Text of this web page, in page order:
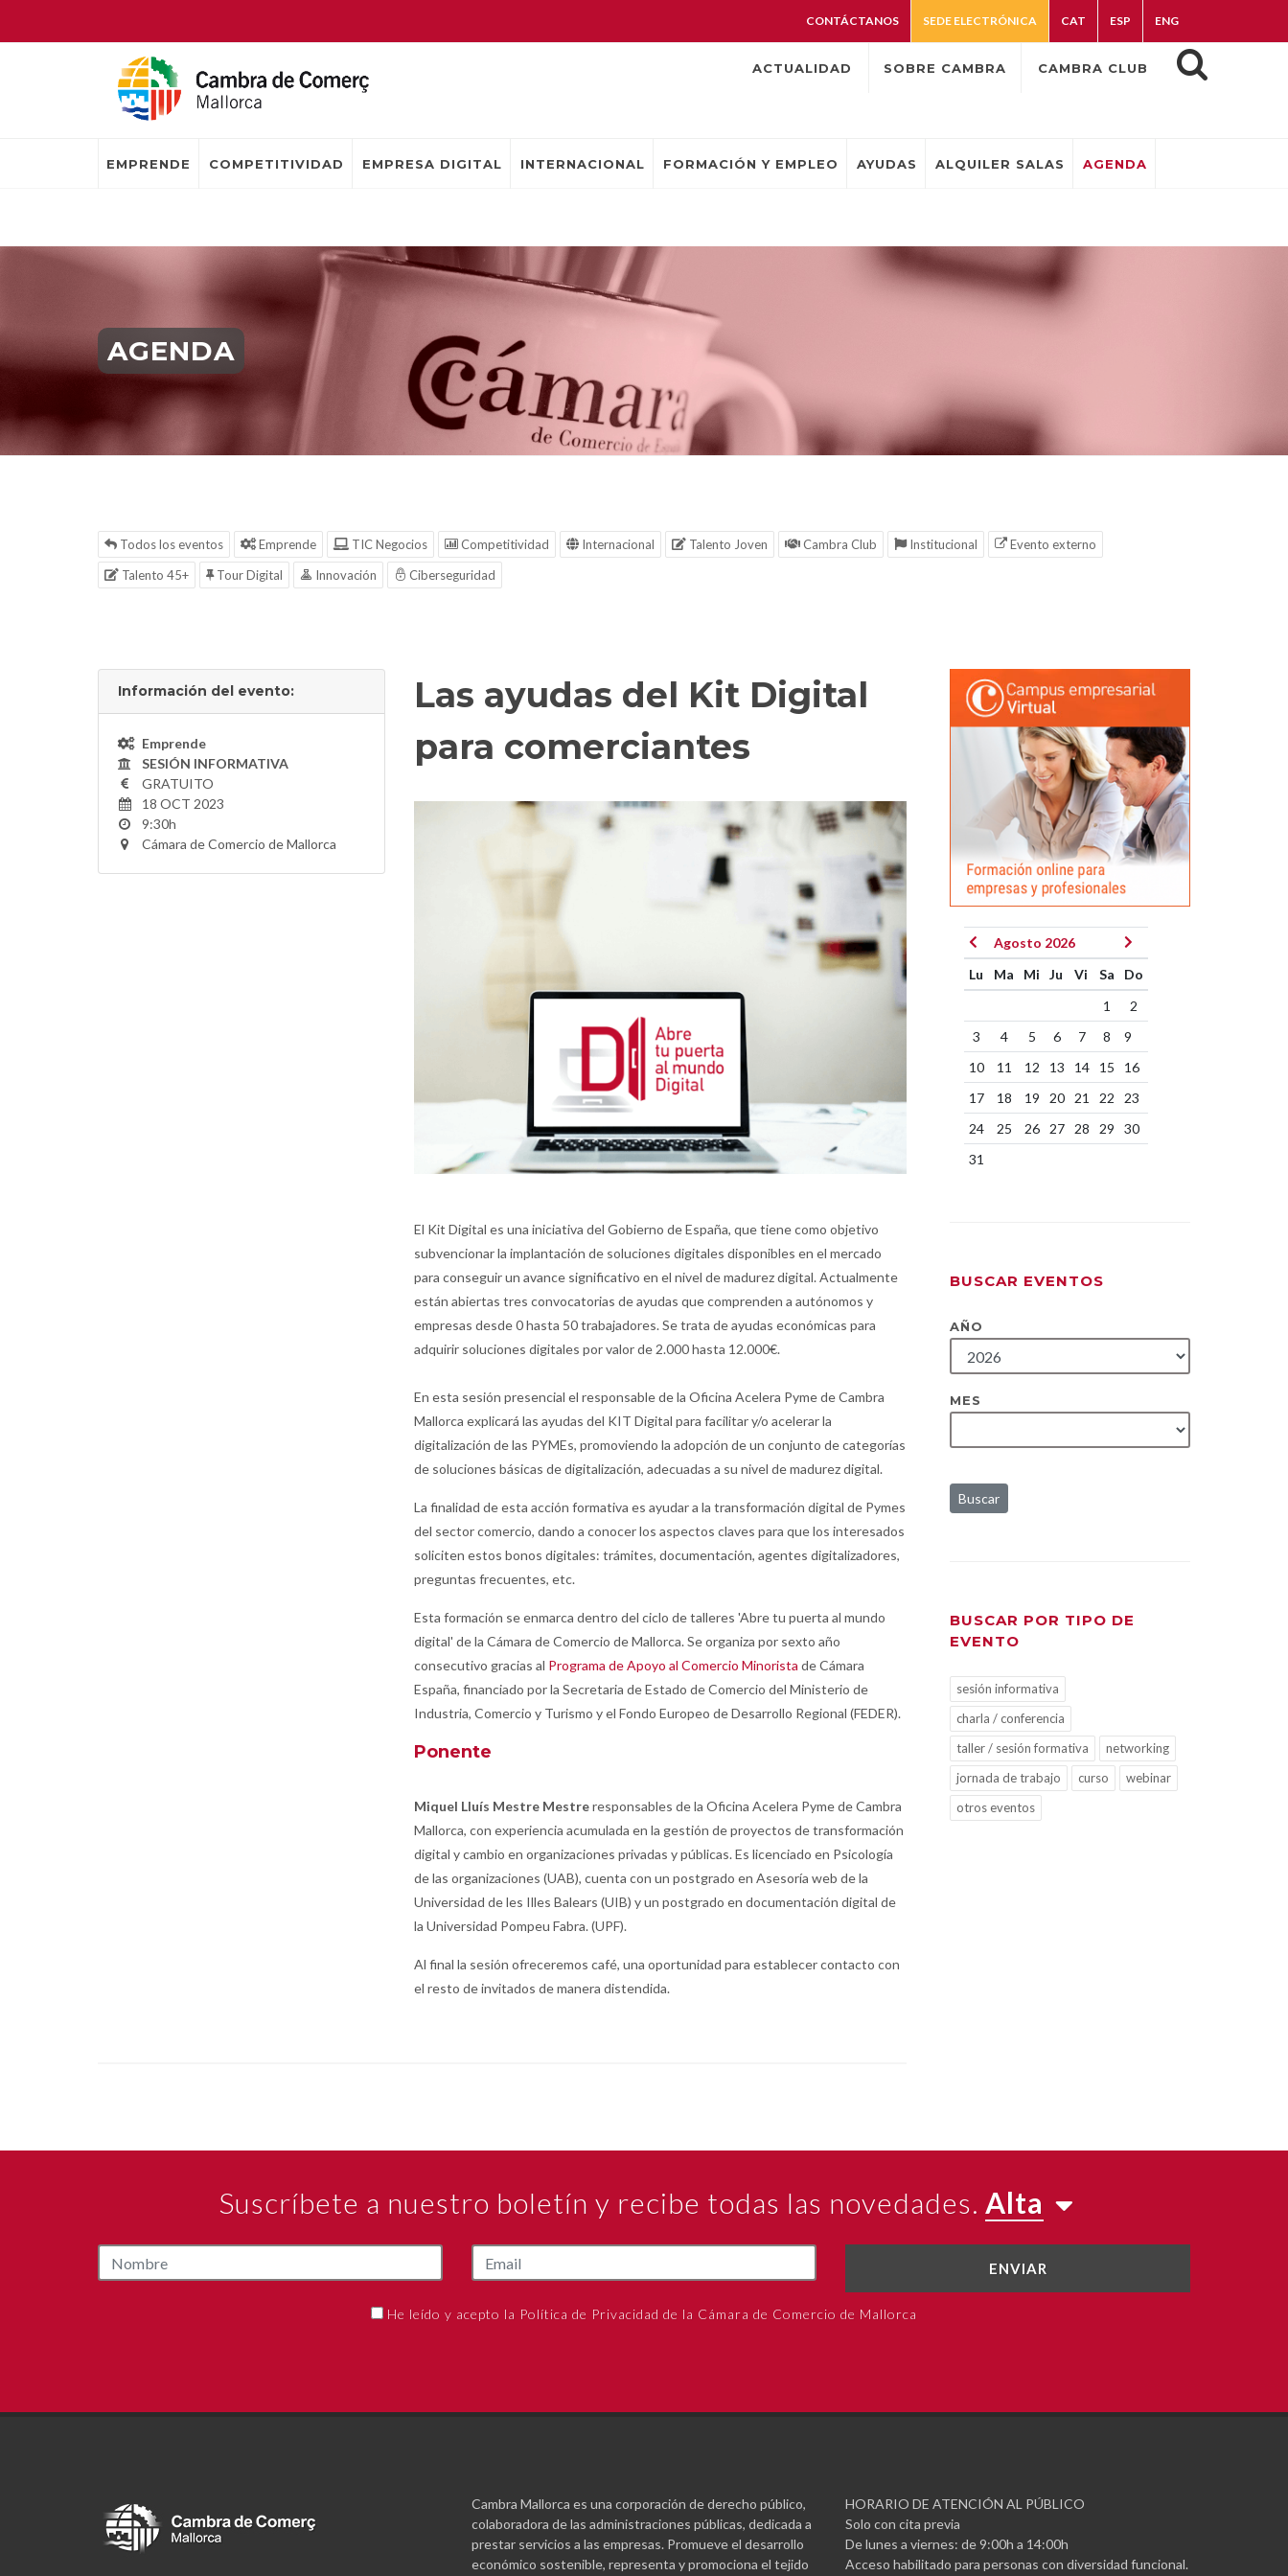
CONTÁCTANOS SEDE ELECTRÓNICA CAT ESP ENG
ACTUALIDAD SOBRE CAMBRA CAMBRA CLUB
EMPRENDE COMPETITIVIDAD EMPRESA DIGITAL INTERNACIONAL FORMACIÓN Y EMPLEO AYUDAS ALQUILER SALAS AGENDA
AGENDA
Todos los eventos Emprende TIC Negocios Competitividad Internacional Talento Joven Cambra Club Institucional
Evento externo
Talento 45+
Tour Digital Innovación Ciberseguridad
Información del evento:
Emprende
SESIÓN INFORMATIVA
GRATUITO
18 OCT 2023
9:30h
Cámara de Comercio de Mallorca
Las ayudas del Kit Digital
para comerciantes
El Kit Digital es una iniciativa del Gobierno de España, que tiene como objetivo
subvencionar la implantación de soluciones digitales disponibles en el mercado
para conseguir un avance significativo en el nivel de madurez digital. Actualmente
están abiertas tres convocatorias de ayudas que comprenden a autónomos y
empresas desde 0 hasta 50 trabajadores. Se trata de ayudas económicas para
adquirir soluciones digitales por valor de 2.000 hasta 12.000€.
En esta sesión presencial el responsable de la Oficina Acelera Pyme de Cambra
Mallorca explicará las ayudas del KIT Digital para facilitar y/o acelerar la
digitalización de las PYMEs, promoviendo la adopción de un conjunto de categorías
de soluciones básicas de digitalización, adecuadas a su nivel de madurez digital.
La finalidad de esta acción formativa es ayudar a la transformación digital de Pymes
del sector comercio, dando a conocer los aspectos claves para que los interesados
soliciten estos bonos digitales: trámites, documentación, agentes digitalizadores,
preguntas frecuentes, etc.
Esta formación se enmarca dentro del ciclo de talleres 'Abre tu puerta al mundo
digital' de la Cámara de Comercio de Mallorca. Se organiza por sexto año
consecutivo gracias al Programa de Apoyo al Comercio Minorista de Cámara
España, financiado por la Secretaria de Estado de Comercio del Ministerio de
Industria, Comercio y Turismo y el Fondo Europeo de Desarrollo Regional (FEDER).
Ponente
Miquel Lluís Mestre Mestreresponsables de la Oficina Acelera Pyme de Cambra
Mallorca, con experiencia acumulada en la gestión de proyectos de transformación
digital y cambio en organizaciones privadas y públicas. Es licenciado en Psicología
de las organizaciones (UAB), cuenta con un postgrado en Asesoría web de la
Universidad de les Illes Balears (UIB) y un postgrado en documentación digital de
la Universidad Pompeu Fabra. (UPF).
Al final la sesión ofreceremos café, una oportunidad para establecer contacto con
el resto de invitados de manera distendida.
Agosto 2026
Lu
Ma Mi Ju Vi Sa
Do
1
2
3
4 5 6 7 8
9
10
11 12 13 14 15
16
17
18 19 20 21 22
23
24
25 26 27 28 29
30
31
BUSCAR EVENTOS
AÑO
MES
Buscar
BUSCAR POR TIPO DE
EVENTO
sesión informativa
charla / conferencia
taller / sesión formativa
networking
jornada de trabajo
curso
webinar
otros eventos
Suscríbete a nuestro boletín y recibe todas las novedades. Alta
ENVIAR
He leído y acepto la Política de Privacidad de la Cámara de Comercio de Mallorca
Cambra Mallorca es una corporación de derecho público,
colaboradora de las administraciones públicas, dedicada a
prestar servicios a las empresas. Promueve el desarrollo
económico sostenible, representa y promociona el tejido
HORARIO DE ATENCIÓN AL PÚBLICO
Solo con cita previa
De lunes a viernes: de 9:00h a 14:00h
Acceso habilitado para personas con diversidad funcional.